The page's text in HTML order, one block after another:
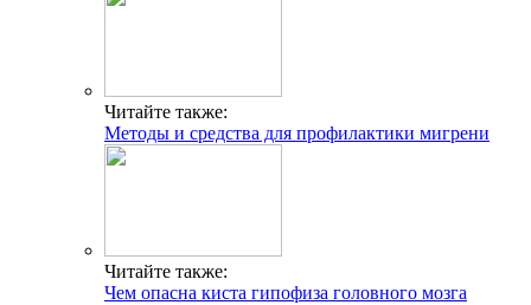
Читайте также:
Методы и средства для профилактики мигрени
Читайте также:
Чем опасна киста гипофиза головного мозга